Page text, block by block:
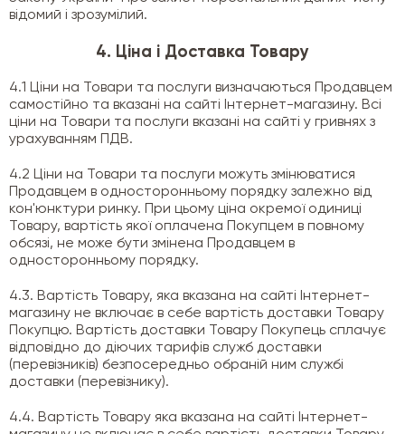
відомий і зрозумілий.
4. Ціна і Доставка Товару
4.1 Ціни на Товари та послуги визначаються Продавцем
самостійно та вказані на сайті Інтернет-магазину. Всі
ціни на Товари та послуги вказані на сайті у гривнях з
урахуванням ПДВ.
4.2 Ціни на Товари та послуги можуть змінюватися
Продавцем в односторонньому порядку залежно від
кон'юнктури ринку. При цьому ціна окремої одиниці
Товару, вартість якої оплачена Покупцем в повному
обсязі, не може бути змінена Продавцем в
односторонньому порядку.
4.3. Вартість Товару, яка вказана на сайті Інтернет-
магазину не включає в себе вартість доставки Товару
Покупцю. Вартість доставки Товару Покупець сплачує
відповідно до діючих тарифів служб доставки
(перевізників) безпосередньо обраній ним службі
доставки (перевізнику).
4.4. Вартість Товару яка вказана на сайті Інтернет-